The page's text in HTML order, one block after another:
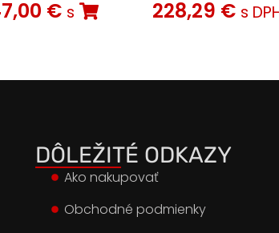
€ s
228,29 € s
DÔLEŽITÉ ODKAZY
Ako nakupovať
Obchodné podmienky